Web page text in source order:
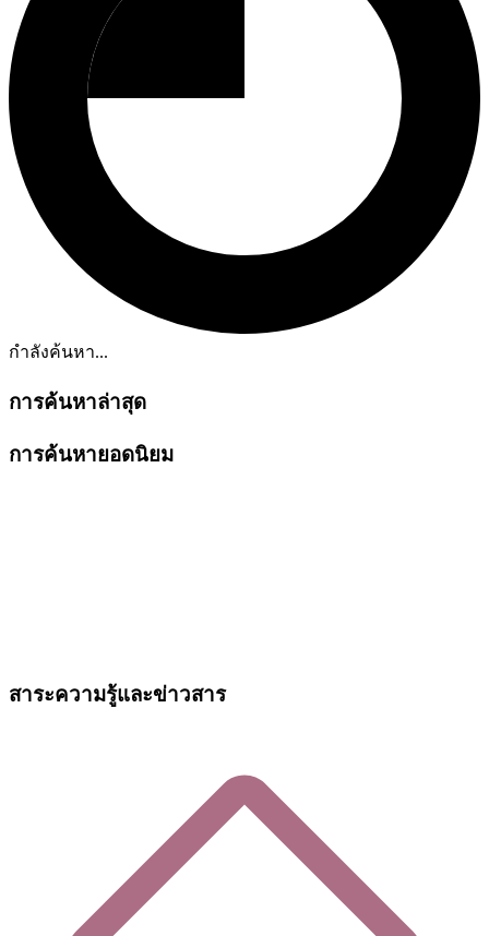
กำลังค้นหา...
การค้นหาล่าสุด
การค้นหายอดนิยม
สาระความรู้และข่าวสาร